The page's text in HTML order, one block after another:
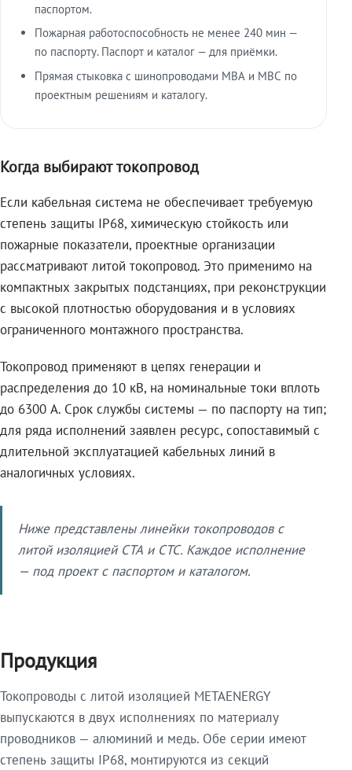
паспортом.
Пожарная работоспособность не менее 240 мин —
по паспорту. Паспорт и каталог — для приёмки.
Прямая стыковка с шинопроводами МВА и МВС по
проектным решениям и каталогу.
Когда выбирают токопровод
Если кабельная система не обеспечивает требуемую
степень защиты IP68, химическую стойкость или
пожарные показатели, проектные организации
рассматривают литой токопровод. Это применимо на
компактных закрытых подстанциях, при реконструкции
с высокой плотностью оборудования и в условиях
ограниченного монтажного пространства.
Токопровод применяют в цепях генерации и
распределения до 10 кВ, на номинальные токи вплоть
до 6300 А. Срок службы системы — по паспорту на тип;
для ряда исполнений заявлен ресурс, сопоставимый с
длительной эксплуатацией кабельных линий в
аналогичных условиях.
Ниже представлены линейки токопроводов с
литой изоляцией СТА и СТС. Каждое исполнение
— под проект с паспортом и каталогом.
Продукция
Токопроводы с литой изоляцией METAENERGY
выпускаются в двух исполнениях по материалу
проводников — алюминий и медь. Обе серии имеют
степень защиты IP68, монтируются из секций